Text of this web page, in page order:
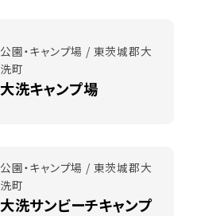
公園・キャンプ場 / 東茨城郡大
洗町
大洗キャンプ場
公園・キャンプ場 / 東茨城郡大
洗町
大洗サンビーチキャンプ